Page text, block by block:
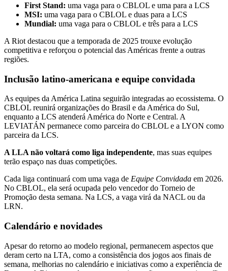
First Stand: uma vaga para o CBLOL e uma para a LCS
MSI: uma vaga para o CBLOL e duas para a LCS
Mundial: uma vaga para o CBLOL e três para a LCS
A Riot destacou que a temporada de 2025 trouxe evolução
competitiva e reforçou o potencial das Américas frente a outras
regiões.
Inclusão latino-americana e equipe convidada
As equipes da América Latina seguirão integradas ao ecossistema. O
CBLOL reunirá organizações do Brasil e da América do Sul,
enquanto a LCS atenderá América do Norte e Central. A
LEVIATÁN permanece como parceira do CBLOL e a LYON como
parceira da LCS.
A LLA não voltará como liga independente, mas suas equipes
terão espaço nas duas competições.
Cada liga continuará com uma vaga de Equipe Convidada em 2026.
No CBLOL, ela será ocupada pelo vencedor do Torneio de
Promoção desta semana. Na LCS, a vaga virá da NACL ou da
LRN.
Calendário e novidades
Apesar do retorno ao modelo regional, permanecem aspectos que
deram certo na LTA, como a consistência dos jogos aos finais de
semana, melhorias no calendário e iniciativas como a experiência de